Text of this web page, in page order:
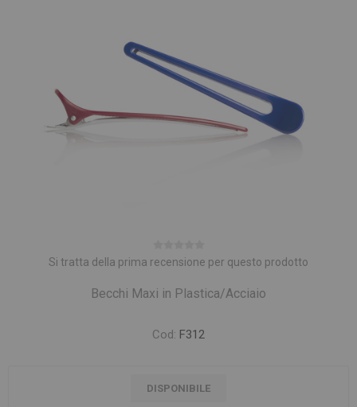
Si tratta della prima recensione per questo prodotto
Becchi Maxi in Plastica/Acciaio
Cod: F312
DISPONIBILE